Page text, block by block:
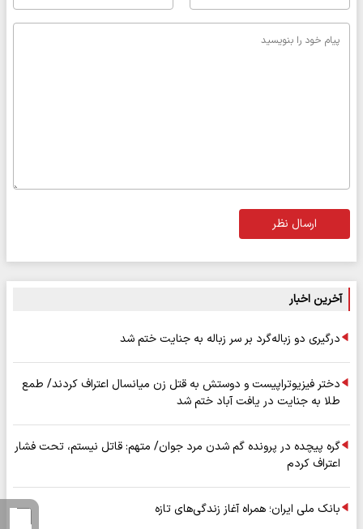
ارسال نظر
آخرین اخبار
درگیری دو زباله‌گرد بر سر زباله به جنایت ختم شد
دختر فیزیوتراپیست و دوستش به قتل زن میانسال اعتراف کردند/ طمع
طلا به جنایت در یافت آباد ختم شد
گره پیچده در پرونده گم شدن مرد جوان/ متهم: قاتل نیستم، تحت فشار
اعتراف کردم
بانک ملی ایران؛ همراه آغاز زندگی‌های تازه